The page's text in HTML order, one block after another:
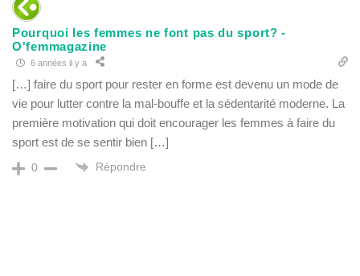
Pourquoi les femmes ne font pas du sport? -
O'femmagazine
6 années il y a
[…] faire du sport pour rester en forme est devenu un mode de
vie pour lutter contre la mal-bouffe et la sédentarité moderne. La
première motivation qui doit encourager les femmes à faire du
sport est de se sentir bien […]
0 Répondre